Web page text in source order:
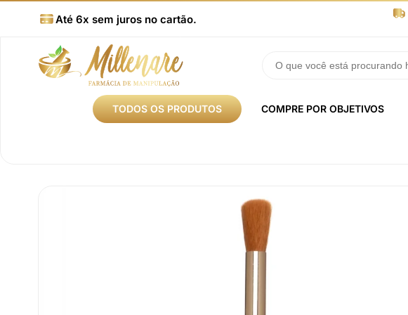
Até 6x sem juros no cartão.
TODOS OS PRODUTOS COMPRE POR OBJETIVOS